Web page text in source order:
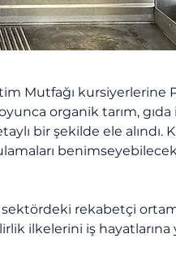
Mutfağı kursiyerlerine
organik tarım, gıda
bir şekilde ele alındı.
rekabetçi
ilkelerini iş hayatlarına